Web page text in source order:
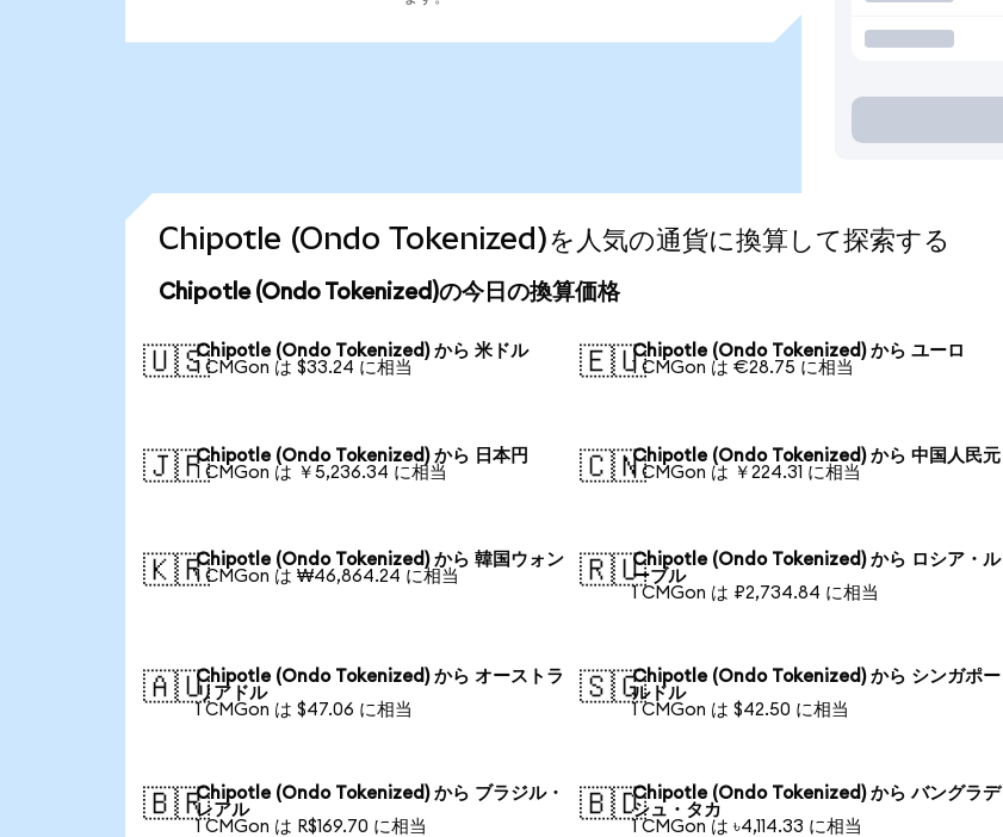
Chipotle (Ondo Tokenized)を人気の通貨に換算して探索する
Chipotle (Ondo Tokenized)の今日の換算価格
🇺🇸Chipotle (Ondo Tokenized) から 米ドル
1 CMGon は $33.24 に相当
🇪🇺Chipotle (Ondo Tokenized) から ユーロ
1 CMGon は €28.75 に相当
🇯🇵Chipotle (Ondo Tokenized) から 日本円
1 CMGon は ￥5,236.34 に相当
🇨🇳Chipotle (Ondo Tokenized) から 中国人民元
1 CMGon は ￥224.31 に相当
🇰🇷Chipotle (Ondo Tokenized) から 韓国ウォン
1 CMGon は ₩46,864.24 に相当
🇷🇺Chipotle (Ondo Tokenized) から ロシア・ル
ーブル
1 CMGon は ₽2,734.84 に相当
🇦🇺Chipotle (Ondo Tokenized) から オーストラ
リアドル
1 CMGon は $47.06 に相当
🇸🇬Chipotle (Ondo Tokenized) から シンガポー
ルドル
1 CMGon は $42.50 に相当
🇧🇷Chipotle (Ondo Tokenized) から ブラジル・
レアル
1 CMGon は R$169.70 に相当
🇧🇩Chipotle (Ondo Tokenized) から バングラデ
シュ・タカ
1 CMGon は ৳4,114.33 に相当